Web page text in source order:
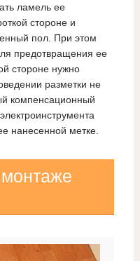
ламель ее
стороне и
пол. При этом
предотвращения ее
стороне нужно
разметки не
компенсационный
нанесенной метке.